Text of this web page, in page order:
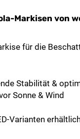
Markisen von
für die
Stabilität &
Sonne & Wind
Varianten